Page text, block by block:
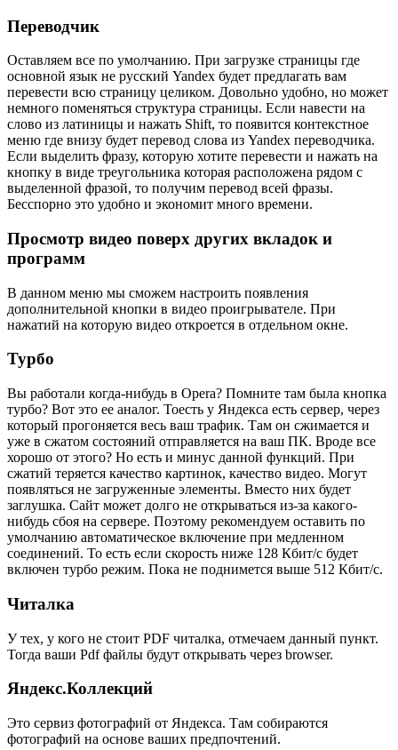
Переводчик
Оставляем все по умолчанию. При загрузке страницы где
основной язык не русский Yandex будет предлагать вам
перевести всю страницу целиком. Довольно удобно, но может
немного поменяться структура страницы. Если навести на
слово из латиницы и нажать Shift, то появится контекстное
меню где внизу будет перевод слова из Yandex переводчика.
Если выделить фразу, которую хотите перевести и нажать на
кнопку в виде треугольника которая расположена рядом с
выделенной фразой, то получим перевод всей фразы.
Бесспорно это удобно и экономит много времени.
Просмотр видео поверх других вкладок и
программ
В данном меню мы сможем настроить появления
дополнительной кнопки в видео проигрывателе. При
нажатий на которую видео откроется в отдельном окне.
Турбо
Вы работали когда-нибудь в Opera? Помните там была кнопка
турбо? Вот это ее аналог. Тоесть у Яндекса есть сервер, через
который прогоняется весь ваш трафик. Там он сжимается и
уже в сжатом состояний отправляется на ваш ПК. Вроде все
хорошо от этого? Но есть и минус данной функций. При
сжатий теряется качество картинок, качество видео. Могут
появляться не загруженные элементы. Вместо них будет
заглушка. Сайт может долго не открываться из-за какого-
нибудь сбоя на сервере. Поэтому рекомендуем оставить по
умолчанию автоматическое включение при медленном
соединений. То есть если скорость ниже 128 Кбит/с будет
включен турбо режим. Пока не поднимется выше 512 Кбит/с.
Читалка
У тех, у кого не стоит PDF читалка, отмечаем данный пункт.
Тогда ваши Pdf файлы будут открывать через browser.
Яндекс.Коллекций
Это сервиз фотографий от Яндекса. Там собираются
фотографий на основе ваших предпочтений.